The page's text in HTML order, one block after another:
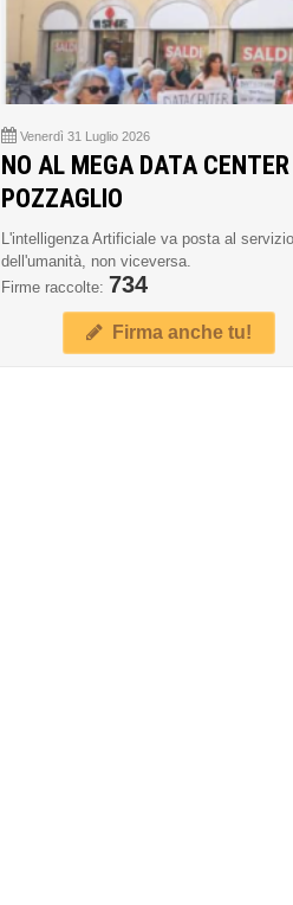
Venerdì 31 Luglio 2026
NO AL MEGA DATA
POZZAGLIO
L'intelligenza Artificiale va posta al servizio
dell'umanità, non viceversa.
Firme raccolte: 734
Firma anche tu!